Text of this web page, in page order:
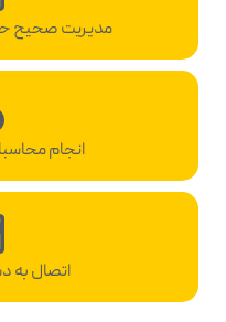
مدیریت صحیح
انجام
اتصال به